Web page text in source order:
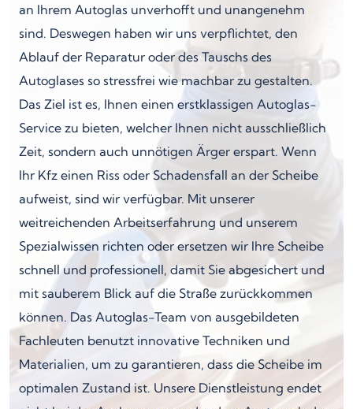
an Ihrem Autoglas unverhofft und unangenehm
sind. Deswegen haben wir uns verpflichtet, den
Ablauf der Reparatur oder des Tauschs des
Autoglases so stressfrei wie machbar zu gestalten.
Das Ziel ist es, Ihnen einen erstklassigen Autoglas-
Service zu bieten, welcher Ihnen nicht ausschließlich
Zeit, sondern auch unnötigen Ärger erspart. Wenn
Ihr Kfz einen Riss oder Schadensfall an der Scheibe
aufweist, sind wir verfügbar. Mit unserer
weitreichenden Arbeitserfahrung und unserem
Spezialwissen richten oder ersetzen wir Ihre Scheibe
schnell und professionell, damit Sie abgesichert und
mit sauberem Blick auf die Straße zurückkommen
können. Das Autoglas-Team von ausgebildeten
Fachleuten benutzt innovative Techniken und
Materialien, um zu garantieren, dass die Scheibe im
optimalen Zustand ist. Unsere Dienstleistung endet